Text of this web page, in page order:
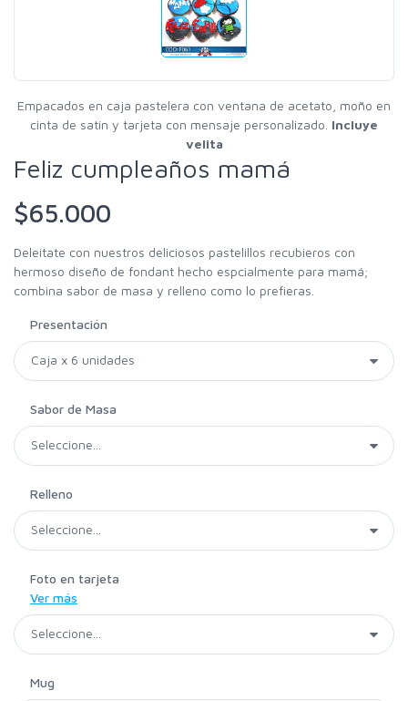
Empacados en caja pastelera con ventana de acetato, moño en
cinta de satín y tarjeta con mensaje personalizado. Incluye
velita
Feliz cumpleaños mamá
$65.000
Deleitate con nuestros deliciosos pastelillos recubieros con
hermoso diseño de fondant hecho espcialmente para mamá;
combina sabor de masa y relleno como lo prefieras.
Presentación
Sabor de Masa
Relleno
Foto en tarjeta
Ver más
Mug